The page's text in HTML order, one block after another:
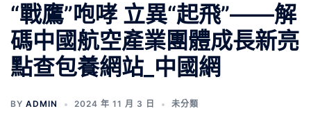
“戰鷹”咆哮 立異“起飛”——解
碼中國航空產業團體成長新亮
點查包養網站_中國網
BY ADMIN 2024 年 11 月 3 日 未分類